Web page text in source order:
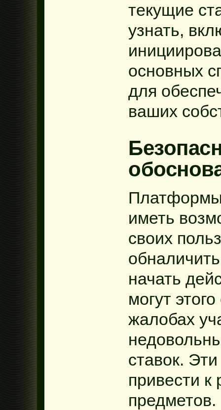
текущие
узнать,
основных
для
ваших
иметь
своих
начать
могут
жалобах
ставок.
привести к